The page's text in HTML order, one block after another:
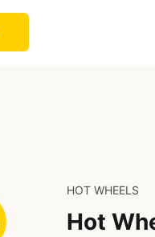
HOT WHEELS
Hot